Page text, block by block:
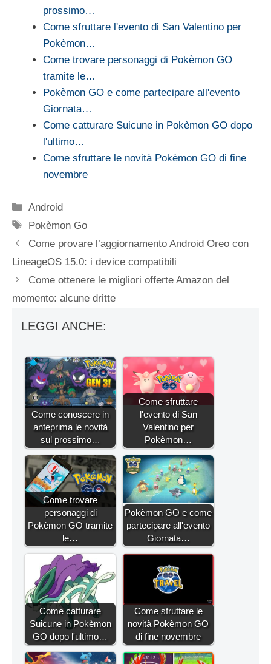
prossimo…
Come sfruttare l'evento di San Valentino per
Pokèmon…
Come trovare personaggi di Pokèmon GO
tramite le…
Pokèmon GO e come partecipare all'evento
Giornata…
Come catturare Suicune in Pokèmon GO dopo
l'ultimo…
Come sfruttare le novità Pokèmon GO di fine
novembre
Categorie
Android
Tag
Pokèmon Go
Come provare l’aggiornamento Android Oreo con
LineageOS 15.0: i device compatibili
Come ottenere le migliori offerte Amazon del
momento: alcune dritte
LEGGI ANCHE:
Come conoscere in
anteprima le novità
sul prossimo…
Come sfruttare
l'evento di San
Valentino per
Pokèmon…
Come trovare
personaggi di
Pokèmon GO tramite
le…
Pokèmon GO e come
partecipare all'evento
Giornata…
Come catturare
Suicune in Pokèmon
GO dopo l'ultimo…
Come sfruttare le
novità Pokèmon GO
di fine novembre